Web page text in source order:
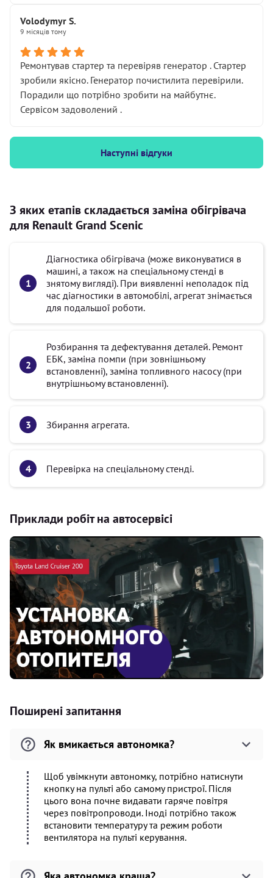
Volodymyr S.
9 місяців тому
Ремонтував стартер та перевіряв генератор . Стартер
зробили якісно. Генератор почистилита перевірили.
Порадили що потрібно зробити на майбутнє.
Сервісом задоволений .
Наступні відгуки
З яких етапів складається заміна обігрівача
для Renault Grand Scenic
Діагностика обігрівача (може виконуватися в
машині, а також на спеціальному стенді в
знятому вигляді). При виявленні неполадок під
час діагностики в автомобілі, агрегат знімається
для подальшої роботи.
Розбирання та дефектування деталей. Ремонт
ЕБК, заміна помпи (при зовнішньому
встановленні), заміна топливного насосу (при
внутрішньому встановленні).
Збирання агрегата.
Перевірка на спеціальному стенді.
Приклади робіт на автосервісі
Поширені запитання
Як вмикається автономка?
Щоб увімкнути автономку, потрібно натиснути
кнопку на пульті або самому пристрої. Після
цього вона почне видавати гаряче повітря
через повітропроводи. Іноді потрібно також
встановити температуру та режим роботи
вентилятора на пульті керування.